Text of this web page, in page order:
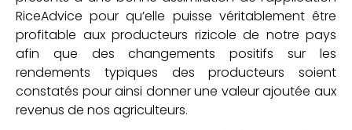
RiceAdvice pour qu’elle puisse véritablement être
profitable aux producteurs rizicole de notre pays
afin que des changements positifs sur les
rendements typiques des producteurs soient
constatés pour ainsi donner une valeur ajoutée aux
revenus de nos agriculteurs.